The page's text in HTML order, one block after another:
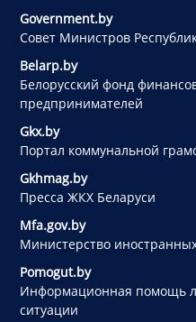
Government.by
Совет Министров
Belarp.by
Белорусский фонд
предпринимателей
Gkx.by
Портал коммунальной
Gkhmag.by
Пресса ЖКХ Беларуси
Mfa.gov.by
Министерство
Pomogut.by
Информационная помощь
ситуации